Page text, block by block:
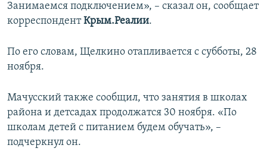
Занимаемся подключением», – сказал он, сообщает
корреспондентКрым.Реалии.
По его словам, Щелкино отапливается с субботы, 28
ноября.
Мачусский также сообщил, что занятия в школах
района и детсадах продолжатся 30 ноября. «По
школам детей с питанием будем обучать», –
подчеркнул он.